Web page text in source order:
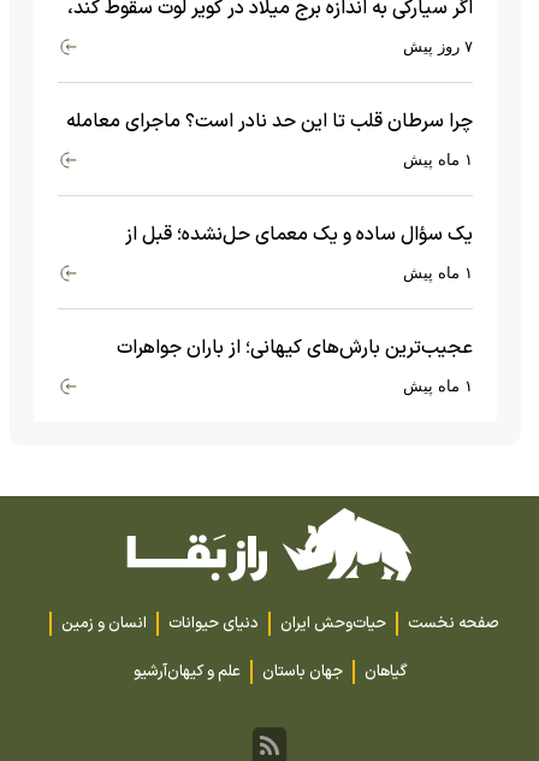
اگر سیارکی به اندازه برج میلاد در کویر لوت سقوط کند،
چه اتفاقی می‌افتد؟
۷ روز پیش
چرا سرطان قلب تا این حد نادر است؟ ماجرای معامله
عجیبی که در بدن اتفاق می‌افتد!۱ ماه پیش
یک سؤال ساده و یک معمای حل‌نشده؛ قبل از
بیگ‌بنگ و آغاز جهان چه چیزی وجود داشت؟۱ ماه پیش
عجیب‌ترین بارش‌های کیهانی؛ از باران جواهرات
گران‌قیمت تا بارش آهن و شیشه۱ ماه پیش
صفحه نخست حیات‌وحش ایران دنیای حیوانات
انسان و زمین
گیاهان
جهان باستان علم و کیهانآرشیو